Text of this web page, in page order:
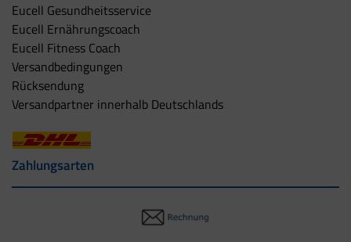
Eucell Gesundheitsservice
Eucell Ernährungscoach
Eucell Fitness Coach
Versandbedingungen
Rücksendung
Versandpartner innerhalb Deutschlands
Zahlungsarten